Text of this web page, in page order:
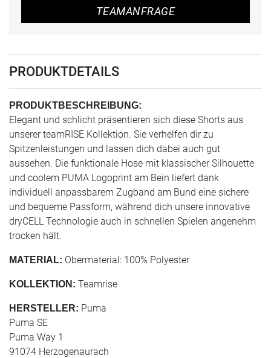
TEAMANFRAGE
PRODUKTDETAILS
PRODUKTBESCHREIBUNG:
Elegant und schlicht präsentieren sich diese Shorts aus
unserer teamRISE Kollektion. Sie verhelfen dir zu
Spitzenleistungen und lassen dich dabei auch gut
aussehen. Die funktionale Hose mit klassischer Silhouette
und coolem PUMA Logoprint am Bein liefert dank
individuell anpassbarem Zugband am Bund eine sichere
und bequeme Passform, während dich unsere innovative
dryCELL Technologie auch in schnellen Spielen angenehm
trocken hält.
MATERIAL: Obermaterial: 100% Polyester
KOLLEKTION: Teamrise
HERSTELLER: Puma
Puma SE
Puma Way 1
91074 Herzogenaurach